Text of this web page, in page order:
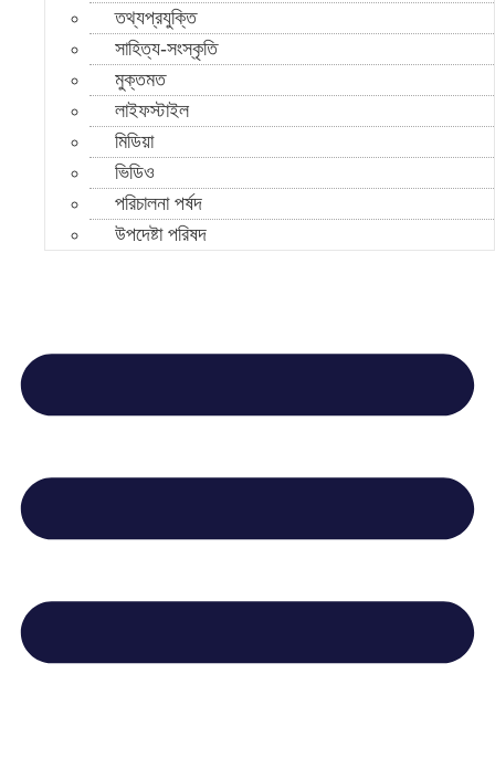
তথ্যপ্রযুক্তি
সাহিত্য-সংস্কৃতি
মুক্তমত
লাইফস্টাইল
মিডিয়া
ভিডিও
পরিচালনা পর্ষদ
উপদেষ্টা পরিষদ